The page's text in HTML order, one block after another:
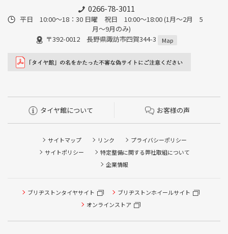
0266-78-3011
平日 10:00〜18：30 日曜 祝日 10:00〜18:00 (1月〜2月 5
月〜9月のみ)
〒392-0012 長野県諏訪市四賀344-3
Map
タイヤ館について お客様の声
サイトマップ リンク
プライバシーポリシー
サイトポリシー
特定整備に関する弊社取組について
企業情報
ブリヂストンタイヤサイト
ブリヂストンホイールサイト
オンラインストア